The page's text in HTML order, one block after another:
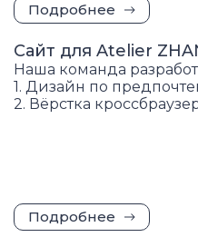
Подробнее
Сайт для Atelier
Наша команда
1. Дизайн по
2. Вёрстка
Подробнее